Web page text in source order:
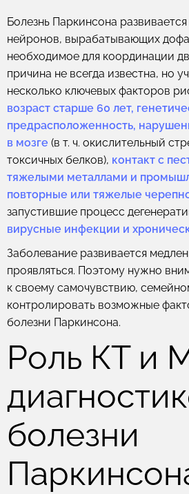
Болезнь Паркинсона
нейронов, вырабатывающих
необходимое для координации
причина не всегда известна, но
несколько ключевых факторов
возраст старше 60 лет,
предрасположенность,
в мозге (в т. ч. окислительный
токсичных белков), контакт с
тяжелыми металлами и
повторные или тяжелые
запустившие процесс
вирусные инфекции и
Заболевание развивается
проявляться. Поэтому нужно
к своему самочувствию,
контролировать возможные
болезни Паркинсона.
Роль КТ и
болезни